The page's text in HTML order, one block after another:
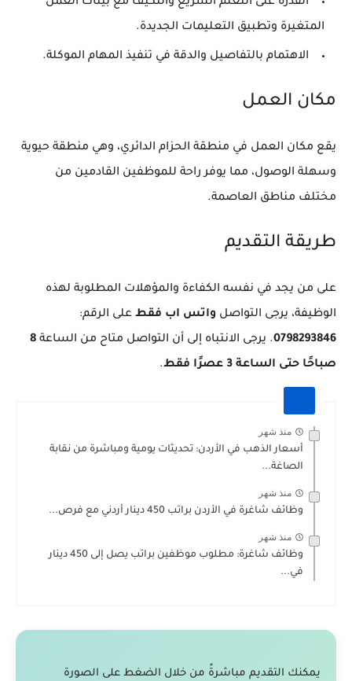
المتغيرة وتطبيق التعليمات الجديدة.
الاهتمام بالتفاصيل والدقة في تنفيذ المهام الموكلة.
مكان العمل
يقع مكان العمل في منطقة الحزام الدائري، وهي منطقة حيوية
وسهلة الوصول، مما يوفر راحة للموظفين القادمين من
مختلف مناطق العاصمة.
طريقة التقديم
على من يجد في نفسه الكفاءة والمؤهلات المطلوبة لهذه
الوظيفة، يرجى التواصل واتس اب فقط على الرقم:
0798293846. يرجى الانتباه إلى أن التواصل متاح من الساعة 8
صباحًا حتى الساعة 3 عصرًا فقط
.
منذ شهر
أسعار الذهب في الأردن: تحديثات يومية ومباشرة من نقابة
الصاغة...
منذ شهر
وظائف شاغرة في الأردن براتب 450 دينار أردني مع فرص...
منذ شهر
وظائف شاغرة: مطلوب موظفين براتب يصل إلى 450 دينار
في...
يمكنك التقديم مباشرةً من خلال الضغط على الصورة